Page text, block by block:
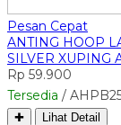
Pesan Cepat
ANTING HOOP
SILVER XUPING
Rp 59.900
Tersedia /
✚ Lihat Detail